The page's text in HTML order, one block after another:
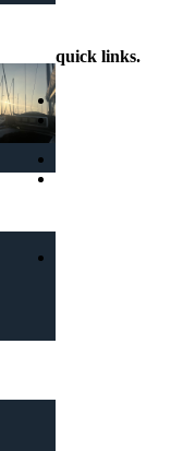
quick links.